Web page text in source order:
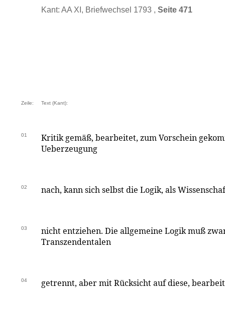
Kant: AA XI, Briefwechsel 1793 , Seite 471
Zeile: Text (Kant):
01
Kritik gemäß, bearbeitet, zum Vorschein
Ueberzeugung
02 nach, kann sich selbst die Logik, als
03
nicht entziehen. Die allgemeine Logik muß
Transzendentalen
04 getrennt, aber mit Rücksicht auf diese,